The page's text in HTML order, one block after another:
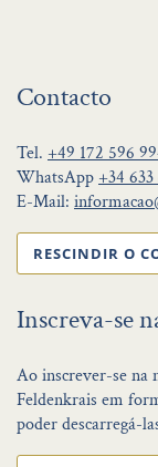
Contacto
Tel. +49 172 596
WhatsApp +34
E-Mail:
RESCINDIR O
Inscreva-se
Ao inscrever-se na
Feldenkrais em
poder descarregá-